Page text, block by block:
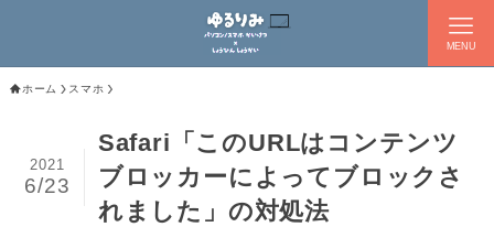
MENU
ホーム スマホ
Safari「このURLはコンテンツ
ブロッカーによってブロックさ
れました」の対処法
2021
6/23